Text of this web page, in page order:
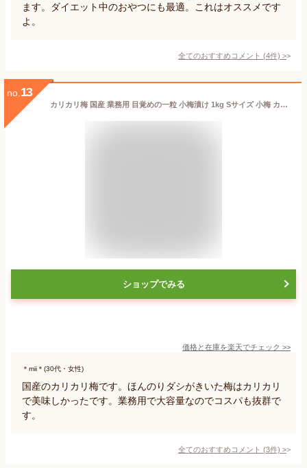
ます。ダイエット中のおやつにも最適。これはオススメです
よ。
全てのおすすめコメント (4件) >
no. 13
カリカリ梅 国産 業務用 目覚めの一粒 小梅漬け 1kg Sサイズ 小梅 カリカリ S10 ※ ふるさと納税 ではありません
ショップでみる
価格と在庫を楽天でチェック >>
＊mii＊(30代・女性)
国産のカリカリ梅です。ほんのりダシがきいた梅はカリカリ
で美味しかったです。業務用で大容量なのでコスパも抜群で
す。
全てのおすすめコメント (3件) >